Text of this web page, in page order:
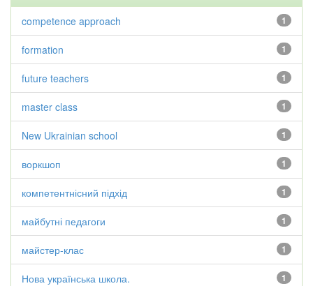
1
competence approach
1
formation
1
future teachers
1
master class
1
New Ukrainian school
1
воркшоп
1
компетентнісний підхід
1
майбутні педагоги
1
майстер-клас
1
Нова українська школа.